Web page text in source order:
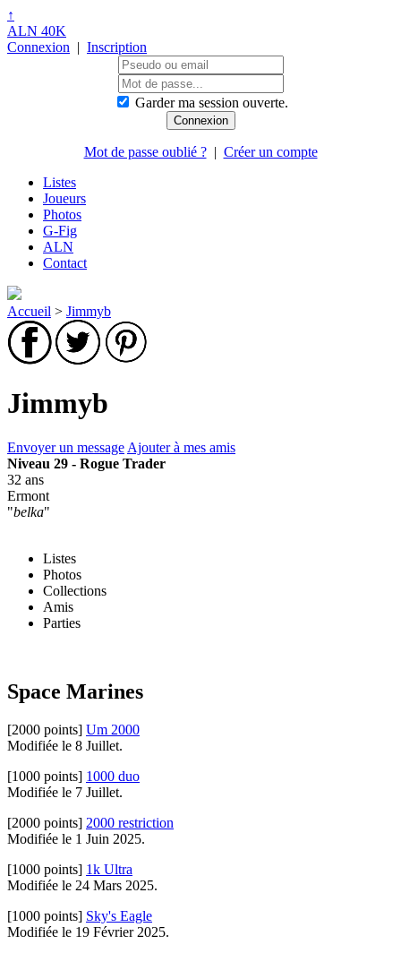
↑
ALN 40K
Connexion | Inscription
Garder ma session ouverte.
Mot de passe oublié ?| Créer un compte
Listes
Joueurs
Photos
G-Fig
ALN
Contact
Accueil > Jimmyb
Jimmyb
Envoyer un message Ajouter à mes amis
Niveau 29 - Rogue Trader
32 ans
Ermont
"belka"
Listes
Photos
Collections
Amis
Parties
Space Marines
[2000 points] Um 2000
Modifiée le 8 Juillet.
[1000 points] 1000 duo
Modifiée le 7 Juillet.
[2000 points] 2000 restriction
Modifiée le 1 Juin 2025.
[1000 points] 1k Ultra
Modifiée le 24 Mars 2025.
[1000 points] Sky's Eagle
Modifiée le 19 Février 2025.